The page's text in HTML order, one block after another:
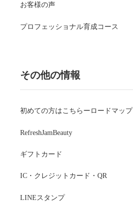
お客様の声
プロフェッショナル育成コース
その他の情報
初めての方はこちらーロードマップ
RefreshJamBeauty
ギフトカード
IC・クレジットカード・QR
LINEスタンプ